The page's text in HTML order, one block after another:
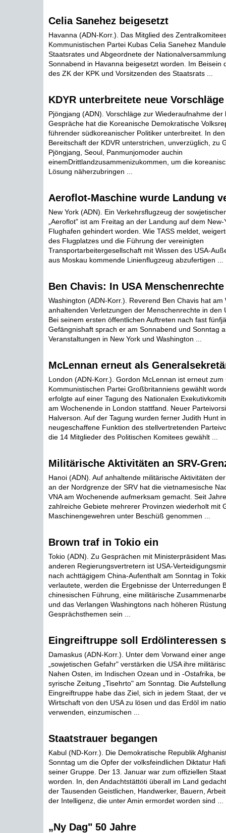
Celia Sanehez beigesetzt
Havanna (ADN-Korr.). Das Mitglied des
Kommunistischen Partei Kubas Celia Sanehez
Staatsrates und Abgeordnete der
Sonnabend in Havanna beigesetzt worden. Im Beisein
des ZK der KPK und Vorsitzenden des Staatsrats ...
KDYR unterbreitete neue
Pjöngjang (ADN). Vorschläge zur Wiederaufnahme der
Gespräche hat die Koreanische Demokratische
führender südkoreanischer Politiker unterbreitet. In
Bereitschaft der KDVR unterstrichen, unverzüglich, zu
Pjöngjang, Seoul, Panmunjomoder auchin
einemDrittlandzusammenizukommen, um die
Lösung näherzubringen ...
Aeroflot-Maschine wurde Landung
New York (ADN). Ein Verkehrsflugzeug der
„Aeroflot" ist am Freitag an der Landung auf dem New-
Flughafen gehindert worden. Wie TASS meldet,
des Flugplatzes und die Führung der vereinigten
Transportarbeitergesellschaft mit Wissen des USA-
aus Moskau kommende Linienflugzeug abzufertigen ...
Ben Chavis: In USA
Washington (ADN-Korr.). Reverend Ben Chavis hat am
anhaltenden Verletzungen der Menschenrechte in den
Bei seinem ersten öffentlichen Auftreten nach fast
Gefängnishaft sprach er am Sonnabend und Sonntag
Veranstaltungen in New York und Washington ...
McLennan erneut als
London (ADN-Korr.). Gordon McLennan ist erneut
Kommunistischen Partei Großbritanniens gewählt
erfolgte auf einer Tagung des Nationalen
am Wochenende in London stattfand. Neuer
Halverson. Auf der Tagung wurden ferner Judith Hunt
neugeschaffene Funktion des stellvertretenden
die 14 Mitglieder des Politischen Komitees gewählt ...
Militärische Aktivitäten an SRV-
Hanoi (ADN). Auf anhaltende militärische Aktivitäten
an der Nordgrenze der SRV hat die vietnamesische
VNA am Wochenende aufmerksam gemacht. Seit
zahlreiche Gebiete mehrerer Provinzen wiederholt mit
Maschinengewehren unter Beschüß genommen ...
Brown traf in Tokio ein
Tokio (ADN). Zu Gesprächen mit Ministerpräsident
anderen Regierungsvertretern ist USA-
nach achttägigem China-Aufenthalt am Sonntag in
verlautete, werden die Ergebnisse der Unterredungen
chinesischen Führung, eine militärische
und das Verlangen Washingtons nach höheren
Gesprächsthemen sein ...
Eingreiftruppe soll Erdölinteressen
Damaskus (ADN-Korr.). Unter dem Vorwand einer
„sowjetischen Gefahr" verstärken die USA ihre
Nahen Osten, im Indischen Ozean und in -Ostafrika,
syrische Zeitung „Tisehrto" am Sonntag. Die
Eingreiftruppe habe das Ziel, sich in jedem Staat, der
Wirtschaft von den USA zu lösen und das Erdöl im
verwenden, einzumischen ...
Staatstrauer begangen
Kabul (ND-Korr.). Die Demokratische Republik
Sonntag um die Opfer der volksfeindlichen Diktatur
seiner Gruppe. Der 13. Januar war zum offiziellen
worden. In, den Andachtstättöti überall im Land
der Tausenden Geistlichen, Handwerker, Bauern,
der Intelligenz, die unter Amin ermordet worden sind ...
„Ny Dag" 50 Jahre